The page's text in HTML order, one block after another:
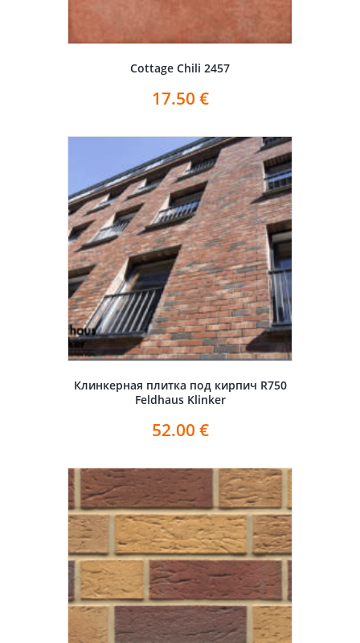
Cottage Chili 2457
17.50 €
Клинкерная плитка под кирпич R750
Feldhaus Klinker
52.00 €